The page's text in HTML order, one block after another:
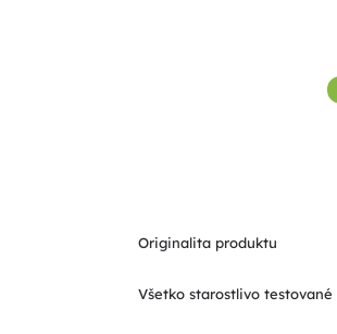
Originalita produktu
Všetko starostlivo